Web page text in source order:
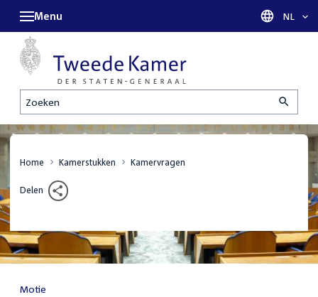
Zoeken
Menu Taal
NL
Home Kamerstukken Kamervragen
Delen
Motie